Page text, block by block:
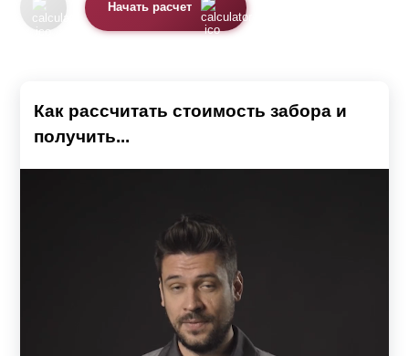
Начать расчет
Как рассчитать стоимость забора и
получить...